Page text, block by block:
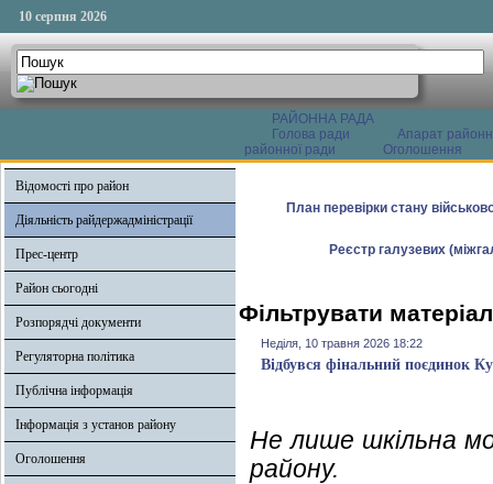
10 серпня 2026
РАЙОННА РАДА
Голова ради
Апарат
районної ради
Оголошення
Відомості про район
Діяльність райдержадміністрації
Прес-центр
Район сьогодні
Розпорядчі документи
Регуляторна політика
Публічна інформація
Інформація з установ району
Оголошення
План перевірки стану
Реєстр галузевих
Фільтрувати
Неділя, 10 травня 2026 18:22
Відбувся фінальний поєдинок
Не лише шкільна
району.